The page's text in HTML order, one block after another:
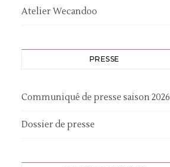
Atelier Wecandoo
PRESSE
Communiqué de presse saison 2026
Dossier de presse